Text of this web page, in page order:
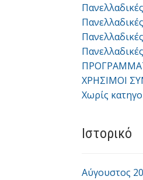
ΧΡΗΣΙΜΟΙ
Χωρίς
Ιστορικό
Αύγουστος